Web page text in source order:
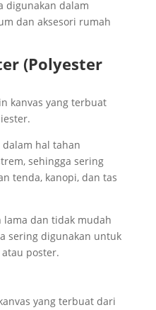
digunakan dalam
dan aksesori rumah
(Polyester
kanvas yang terbuat
hal tahan
sehingga sering
tenda, kanopi, dan tas
lama dan tidak mudah
sering digunakan untuk
poster.
yang terbuat dari